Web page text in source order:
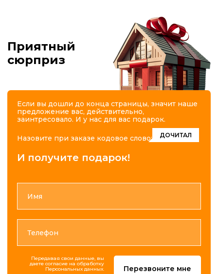
Приятный
сюрприз
Если вы дошли до конца страницы, значит наше
предложение вас, действительно,
заинтресовало. И у нас для вас подарок.
Назовите при заказе кодовое слово: ДОЧИТАЛ
И получите подарок!
Перезвоните мне
Передавая свои данные, вы
даете согласие на обработку
Персональных данных.